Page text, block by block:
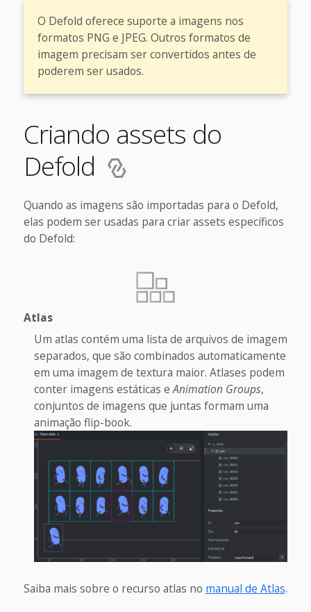
O Defold oferece suporte a imagens nos
formatos PNG e JPEG. Outros formatos de
imagem precisam ser convertidos antes de
poderem ser usados.
Criando assets do
Defold
Quando as imagens são importadas para o Defold,
elas podem ser usadas para criar assets específicos
do Defold:
Atlas
Um atlas contém uma lista de arquivos de imagem
separados, que são combinados automaticamente
em uma imagem de textura maior. Atlases podem
conter imagens estáticas eAnimation Groups,
conjuntos de imagens que juntas formam uma
animação flip-book.
Saiba mais sobre o recurso atlas no manual de Atlas.